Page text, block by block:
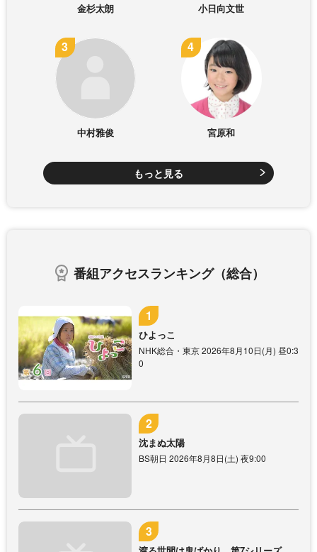
金杉太朗 小日向文世
中村雅俊 宮原和
もっと見る
番組アクセスランキング（総合）
ひよっこ
NHK総合・東京 2026年8月10日(月) 昼0:3
0
沈まぬ太陽
BS朝日 2026年8月8日(土) 夜9:00